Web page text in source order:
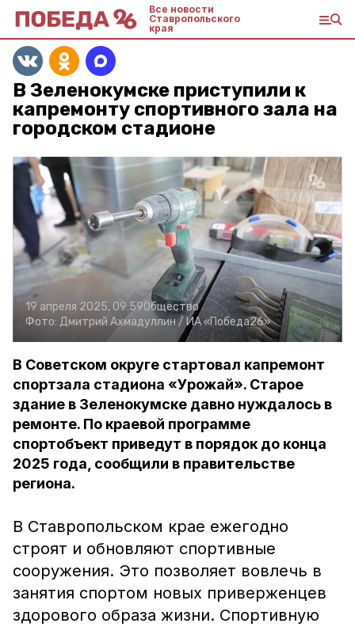
Все новости
Ставропольского
края
В Зеленокумске приступили к
капремонту спортивного зала на
городском стадионе
19 апреля 2025, 09:59Общество
Фото: Дмитрий Ахмадуллин / ИА «Победа26»
В Советском округе стартовал капремонт
спортзала стадиона «Урожай». Старое
здание в Зеленокумске давно нуждалось в
ремонте. По краевой программе
спортобъект приведут в порядок до конца
2025 года, сообщили в правительстве
региона.
В Ставропольском крае ежегодно
строят и обновляют спортивные
сооружения. Это позволяет вовлечь в
занятия спортом новых приверженцев
здорового образа жизни. Спортивную